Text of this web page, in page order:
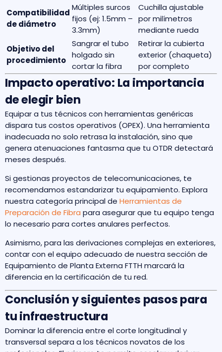
Compatibilidad
de diámetro
Múltiples surcos
fijos (ej: 1.5mm –
3.3mm)
Cuchilla ajustable
por milímetros
mediante rueda
Objetivo del
procedimiento
Sangrar el tubo
holgado sin
cortar la fibra
Retirar la cubierta
exterior (chaqueta)
por completo
Impacto operativo: La importancia
de elegir bien
Equipar a tus técnicos con herramientas genéricas
dispara tus costos operativos (OPEX). Una herramienta
inadecuada no solo retrasa la instalación, sino que
genera atenuaciones fantasma que tu OTDR detectará
meses después.
Si gestionas proyectos de telecomunicaciones, te
recomendamos estandarizar tu equipamiento. Explora
nuestra categoría principal de Herramientas de
Preparación de Fibra para asegurar que tu equipo tenga
lo necesario para cortes anulares perfectos.
Asimismo, para las derivaciones complejas en exteriores,
contar con el equipo adecuado de nuestra sección de
Equipamiento de Planta Externa FTTH marcará la
diferencia en la certificación de tu red.
Conclusión y siguientes pasos para
tu infraestructura
Dominar la diferencia entre el corte longitudinal y
transversal separa a los técnicos novatos de los